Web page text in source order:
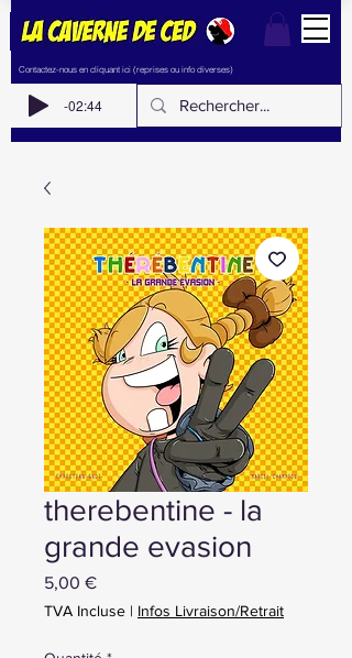
Contactez-nous en cliquant ici (reprises ou info diverses)
-02:44
therebentine - la
grande evasion
5,00 €Prix
TVA Incluse | Infos Livraison/Retrait